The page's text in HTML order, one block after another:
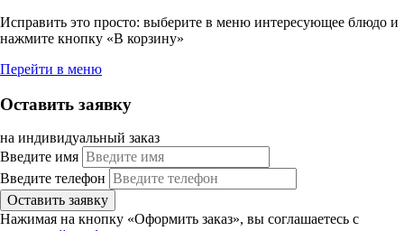
Исправить это просто: выберите в меню интересующее блюдо и
нажмите кнопку «В корзину»
Перейти в меню
Оставить заявку
на индивидуальный заказ
Введите имя
Введите телефон
Оставить заявку
Нажимая на кнопку «Оформить заказ», вы соглашаетесь с